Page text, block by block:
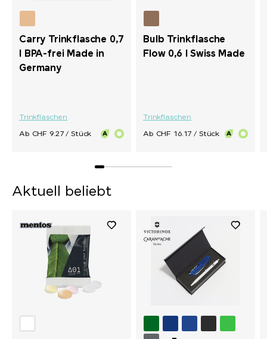
Carry Trinkflasche 0,7
l BPA-frei Made in
Germany
Trinkflaschen
Ab CHF 9.27 / Stück
Bulb Trinkflasche
Flow 0,6 l Swiss Made
Trinkflaschen
Ab CHF 16.17 / Stück
Aktuell beliebt